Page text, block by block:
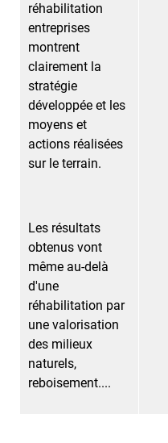
réhabilitation
entreprises
montrent
clairement la
stratégie
développée et les
moyens et
actions réalisées
sur le terrain.
Les résultats
obtenus vont
même au-delà
d'une
réhabilitation par
une valorisation
des milieux
naturels,
reboisement....